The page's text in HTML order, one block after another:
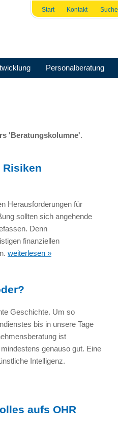
Start Kontakt Suche
Personalberatung
'Beratungskolumne'.
Risiken
Herausforderungen für
sollten sich angehende
Denn
finanziellen
weiterlesen »
Geschichte. Um so
bis in unsere Tage
ist
genauso gut. Eine
Intelligenz.
aufs OHR